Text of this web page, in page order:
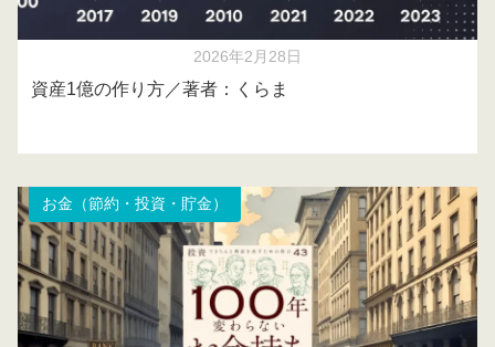
2026年2月28日
資産1億の作り方／著者：くらま
お金（節約・投資・貯金）